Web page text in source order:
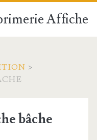
Affiche
>
bâche